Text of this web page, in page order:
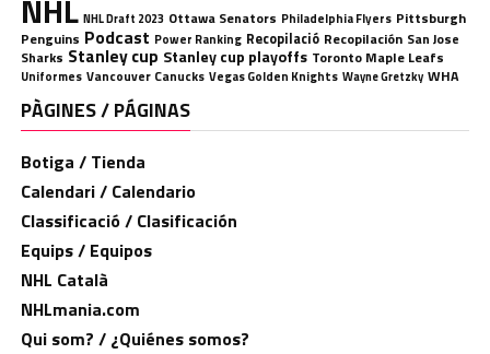
NHL NHL Draft 2023 Ottawa Senators Philadelphia Flyers Pittsburgh
Penguins Podcast Power Ranking Recopilació Recopilación San Jose
Sharks Stanley cup Stanley cup playoffs Toronto Maple Leafs
Uniformes Vancouver Canucks Vegas Golden Knights Wayne Gretzky WHA
PÀGINES / PÁGINAS
Botiga / Tienda
Calendari / Calendario
Classificació / Clasificación
Equips / Equipos
NHL Català
NHLmania.com
Qui som? / ¿Quiénes somos?